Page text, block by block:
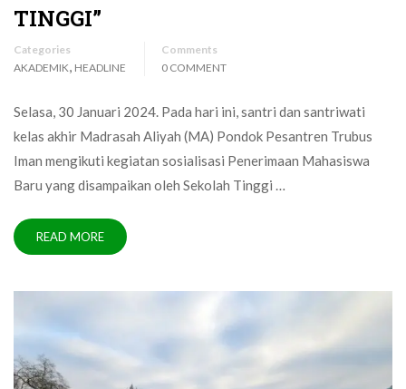
TINGGI”
Categories
AKADEMIK, HEADLINE
Comments
0 COMMENT
Selasa, 30 Januari 2024. Pada hari ini, santri dan santriwati
kelas akhir Madrasah Aliyah (MA) Pondok Pesantren Trubus
Iman mengikuti kegiatan sosialisasi Penerimaan Mahasiswa
Baru yang disampaikan oleh Sekolah Tinggi …
READ MORE